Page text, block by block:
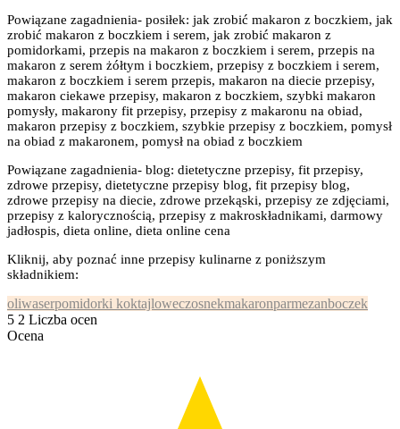
Powiązane zagadnienia- posiłek: jak zrobić makaron z boczkiem, jak
zrobić makaron z boczkiem i serem, jak zrobić makaron z
pomidorkami, przepis na makaron z boczkiem i serem, przepis na
makaron z serem żółtym i boczkiem, przepisy z boczkiem i serem,
makaron z boczkiem i serem przepis, makaron na diecie przepisy,
makaron ciekawe przepisy, makaron z boczkiem, szybki makaron
pomysły, makarony fit przepisy, przepisy z makaronu na obiad,
makaron przepisy z boczkiem, szybkie przepisy z boczkiem, pomysł
na obiad z makaronem, pomysł na obiad z boczkiem
Powiązane zagadnienia- blog: dietetyczne przepisy, fit przepisy,
zdrowe przepisy, dietetyczne przepisy blog, fit przepisy blog,
zdrowe przepisy na diecie, zdrowe przekąski, przepisy ze zdjęciami,
przepisy z kalorycznością, przepisy z makroskładnikami, darmowy
jadłospis, dieta online, dieta online cena
Kliknij, aby poznać inne przepisy kulinarne z poniższym
składnikiem:
oliwaserpomidorki koktajloweczosnekmakaronparmezanboczek
5 2 Liczba ocen
Ocena